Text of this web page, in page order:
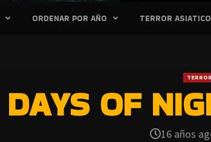
ORDENAR POR AÑO TERROR ASIATICO
TERROR
OF
16 años